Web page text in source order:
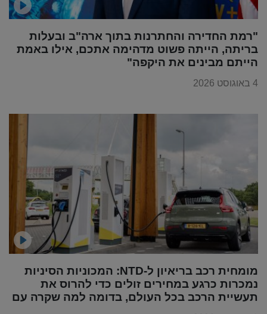
"רמת החדירה והחתרנות בתוך ארה"ב ובעלות
בריתה, הייתה פשוט מדהימה אתכם, אילו באמת
הייתם מבינים את היקפה"
4 באוגוסט 2026
מומחית רכב בריאיון ל-NTD: המכוניות הסיניות
נמכרות כרגע במחירים זולים כדי להרוס את
תעשיית הרכב בכל העולם, בדומה למה שקרה עם